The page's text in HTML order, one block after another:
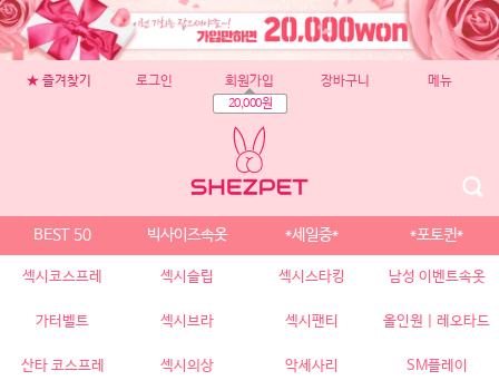
★ 즐겨찾기 로그인 회원가입
20,000원
장바구니 메뉴
BEST 50 빅사이즈속옷 *세일중* *포토퀸*
섹시코스프레 섹시슬립 섹시스타킹 남성 이벤트속옷
가터벨트 섹시브라 섹시팬티 올인원 | 레오타드
산타 코스프레 섹시의상 악세사리 SM플레이